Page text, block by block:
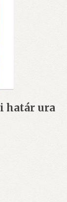
határ ura